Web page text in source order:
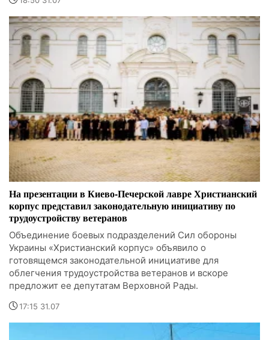
На презентации в Киево-Печерской лавре Христианский
корпус представил законодательную инициативу по
трудоустройству ветеранов
Объединение боевых подразделений Сил обороны
Украины «Христианский корпус» объявило о
готовящемся законодательной инициативе для
облегчения трудоустройства ветеранов и вскоре
предложит ее депутатам Верховной Рады.
17:15 31.07